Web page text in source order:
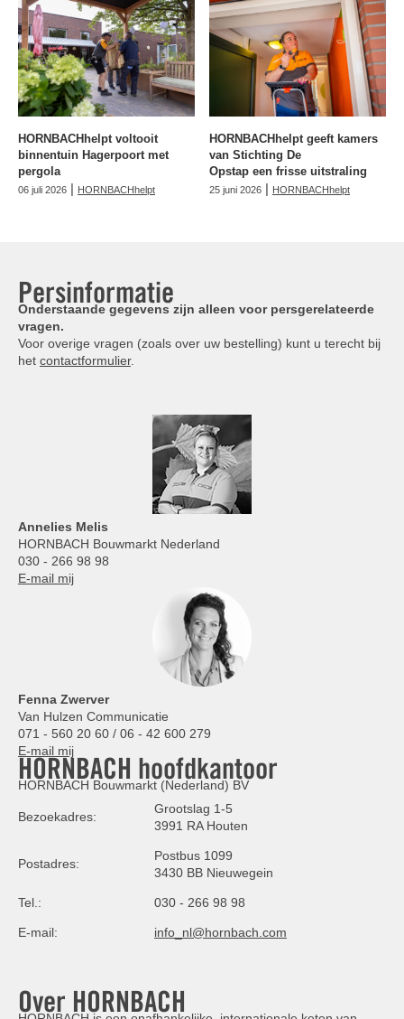
HORNBACHhelpt voltooit
binnentuin Hagerpoort met
pergola
06 juli 2026 | HORNBACHhelpt
HORNBACHhelpt geeft kamers
van Stichting De
Opstap een frisse uitstraling
25 juni 2026 | HORNBACHhelpt
Persinformatie
Onderstaande gegevens zijn alleen voor persgerelateerde
vragen.
Voor overige vragen (zoals over uw bestelling) kunt u terecht bij
het contactformulier.
Annelies Melis
HORNBACH Bouwmarkt Nederland
030 - 266 98 98
E-mail mij
Fenna Zwerver
Van Hulzen Communicatie
071 - 560 20 60 / 06 - 42 600 279
E-mail mij
HORNBACH hoofdkantoor
HORNBACH Bouwmarkt (Nederland) BV
Bezoekadres:
Grootslag 1-5
3991 RA Houten
Postadres:
Postbus 1099
3430 BB Nieuwegein
Tel.: 030 - 266 98 98
E-mail: info_nl@hornbach.com
Over HORNBACH